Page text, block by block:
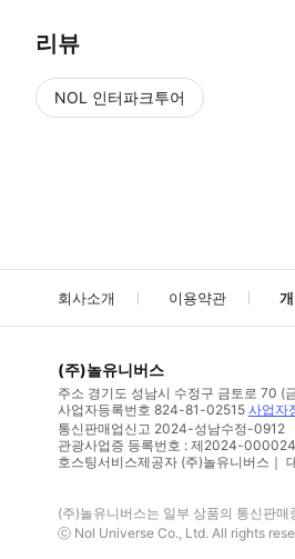
리뷰
NOL 인터파크투어
회사소개 이용약관
(주)놀유니버스
주소 경기도 성남시 수정구 금토로 70 (
사업자등록번호 824-81-02515 사업자
통신판매업신고 2024-성남수정-0912
관광사업증 등록번호 : 제2024-
호스팅서비스제공자 (주)놀유니버스｜
(주)놀유니버스는 일부 상품의 통신판
ⓒ Nol Universe Co., Ltd. All rights